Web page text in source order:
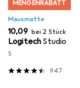
MENGENRABATT
Mausmatte
EUR
10,09 bei 2 Stück
Logitech Studio
S
947